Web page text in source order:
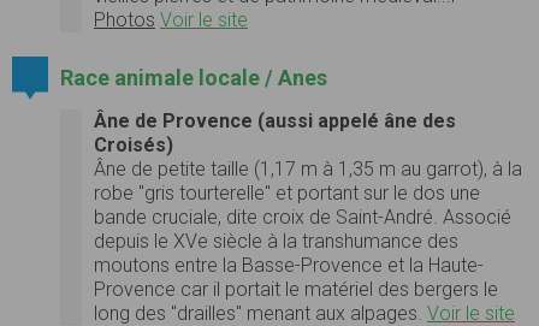
Photos Voir le site
Race animale locale / Anes
Âne de Provence (aussi appelé âne des
Croisés)
Âne de petite taille (1,17 m à 1,35 m au garrot), à la
robe "gris tourterelle" et portant sur le dos une
bande cruciale, dite croix de Saint-André. Associé
depuis le XVe siècle à la transhumance des
moutons entre la Basse-Provence et la Haute-
Provence car il portait le matériel des bergers le
long des "drailles" menant aux alpages. Voir le site